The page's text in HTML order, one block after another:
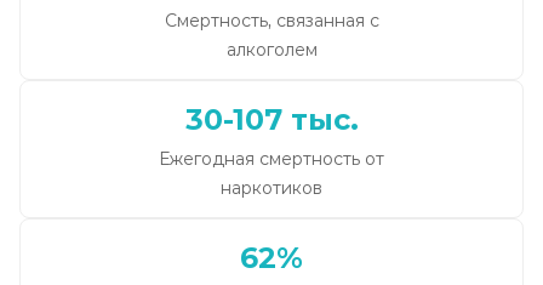
Смертность, связанная с
алкоголем
30-107 тыс.
Ежегодная смертность от
наркотиков
62%